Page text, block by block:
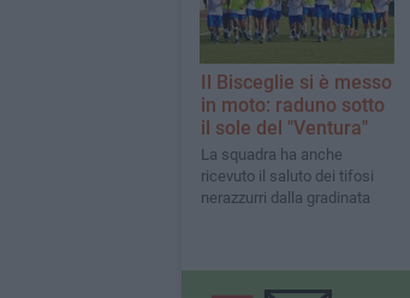
Il Bisceglie si è messo
in moto: raduno sotto
il sole del "Ventura"
La squadra ha anche
ricevuto il saluto dei tifosi
nerazzurri dalla gradinata